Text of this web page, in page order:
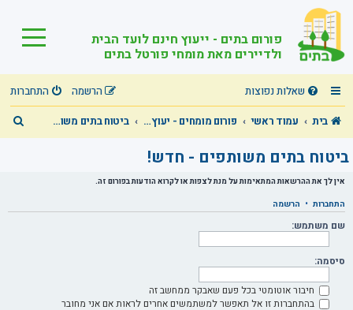
פורום בתים - ייעוץ חינם לועד הבית
ולדיירים מאת מומחי פורטל בתים
שאלות נפוצות התחברות
הרשמה
בית
עמוד ראשי פורום מומחים - יעוץ מקצועי חינם בכל תחומי הבית המשותף! ביטוח בתים משותפים - חדש!
י
ש
ביטוח בתים משותפים - חדש!
אין לך את ההרשאות המתאימות על מנת לצפות או לקרוא הודעות בפורום זה.
התחברות • הרשמה
שם משתמש:
סיסמה:
חיבור אוטומטי בכל פעם שאבקר ממחשב זה
בהתחברות זו אל תאפשר למשתמשים אחרים לראות אם אני מחובר